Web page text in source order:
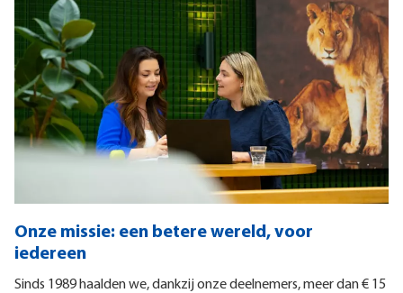
Onze missie: een betere wereld, voor
iedereen
Sinds 1989 haalden we, dankzij onze deelnemers, meer dan € 15